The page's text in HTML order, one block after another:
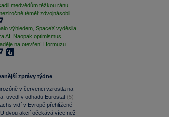
medvědům těžkou ránu.
téměř zdvojnásobil
výhledem, SpaceX vyděsila
AI. Naopak optimismus
na otevření Hormuzu
zprávy týdne
v červenci vzrostla na
uvedl v odhadu Eurostat (5)
vidí v Evropě přehlížené
dvou akcií očekává více než